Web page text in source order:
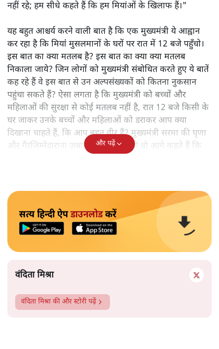
नहीं रहे; हम सीधे कहते हैं कि हम मियांओं के खिलाफ हैं।"
यह बहुत आश्चर्य करने वाली बात है कि एक मुख्यमंत्री ये आह्वान
कर रहा है कि मियांं मुसलमानों के घरों पर रात में 12 बजे पहुँचो।
इस बात का क्या मतलब है? इस बात का क्या क्या मतलब
निकाला जाये? जिन लोगों को मुख्यमंत्री संबोधित करते हुए ये बातें
कह रहे हैं वे इस बात से उन अल्पसंख्यकों को कितना नुकसान
पहुंचा सकते हैं? ऐसा लगता है कि मुख्यमंत्री को बच्चों और
महिलाओं की सुरक्षा से कोई मतलब नहीं है, रात 12 बजे किसी के
घर जाकर उनके बच्चों और महिलाओं को डराकर आप क्या
दिखाना चाहते हैं, कि आप बहुत वीर हैं? मुख्यमंत्री सरमा की घृणा
और गैरजिम्मेदाराना ज़बान यहीं नहीं रुकती वो आगे कहते हैं कि
और पढ़ें
सत्य हिन्दी ऐपडाउनलोडकरें
वंदिता मिश्रा
वंदिता मिश्रा की और स्टोरी पढ़ें